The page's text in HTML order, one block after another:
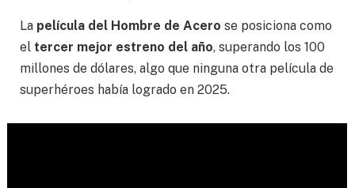
La película del Hombre de Acero se posiciona como
el tercer mejor estreno del año, superando los 100
millones de dólares, algo que ninguna otra película de
superhéroes había logrado en 2025.